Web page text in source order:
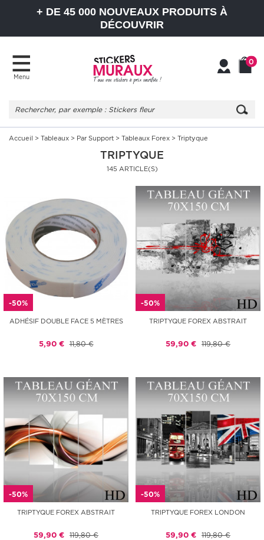
+ DE 45 000 NOUVEAUX PRODUITS À
DÉCOUVRIR
Menu
0
Accueil > Tableaux > Par Support > Tableaux Forex > Triptyque
TRIPTYQUE
145 ARTICLE(S)
-50%
ADHÉSIF DOUBLE FACE 5 MÈTRES
5,90 € 11,80 €
-50%
TRIPTYQUE FOREX ABSTRAIT
59,90 € 119,80 €
-50%
TRIPTYQUE FOREX ABSTRAIT
59,90 € 119,80 €
-50%
TRIPTYQUE FOREX LONDON
59,90 € 119,80 €